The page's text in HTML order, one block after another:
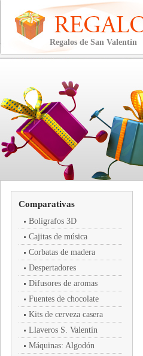
Regalos de San Valentín
Comparativas
Bolígrafos 3D
Cajitas de música
Corbatas de madera
Despertadores
Difusores de aromas
Fuentes de chocolate
Kits de cerveza casera
Llaveros S. Valentín
Máquinas: Algodón